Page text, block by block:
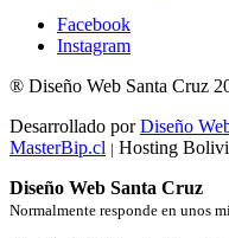
Facebook
Instagram
® Diseño Web Santa Cruz
Desarrollado porDiseño
MasterBip.cl | Hosting
Diseño Web Santa Cruz
Normalmente responde en unos